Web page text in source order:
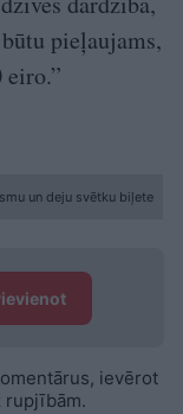
pieļaujams,
eiro.”
un deju svētku biļete
ievērot
rupjībām.